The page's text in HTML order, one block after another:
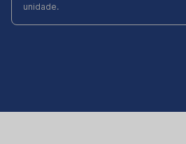
unidade.